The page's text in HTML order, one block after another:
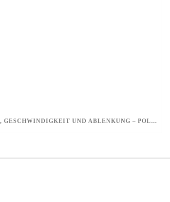
ALKOHOL, GESCHWINDIGKEIT UND ABLENKUNG – POLIZEIPROJEKT ZUR VERKEHRSSICHERHEIT